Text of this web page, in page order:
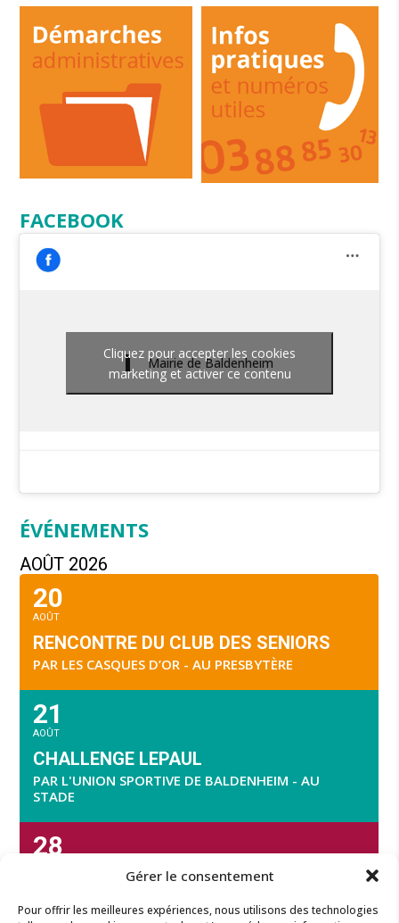
Gérer le consentement
Pour offrir les meilleures expériences, nous utilisons des technologies
FACEBOOK
Mairie de Baldenheim
Cliquez pour accepter les cookies
marketing et activer ce contenu
ÉVÉNEMENTS
AOÛT 2026
20
AOÛT
RENCONTRE DU CLUB DES SENIORS
PAR LES CASQUES D’OR - AU PRESBYTÈRE
21
AOÛT
CHALLENGE LEPAUL
PAR L'UNION SPORTIVE DE BALDENHEIM - AU
STADE
28